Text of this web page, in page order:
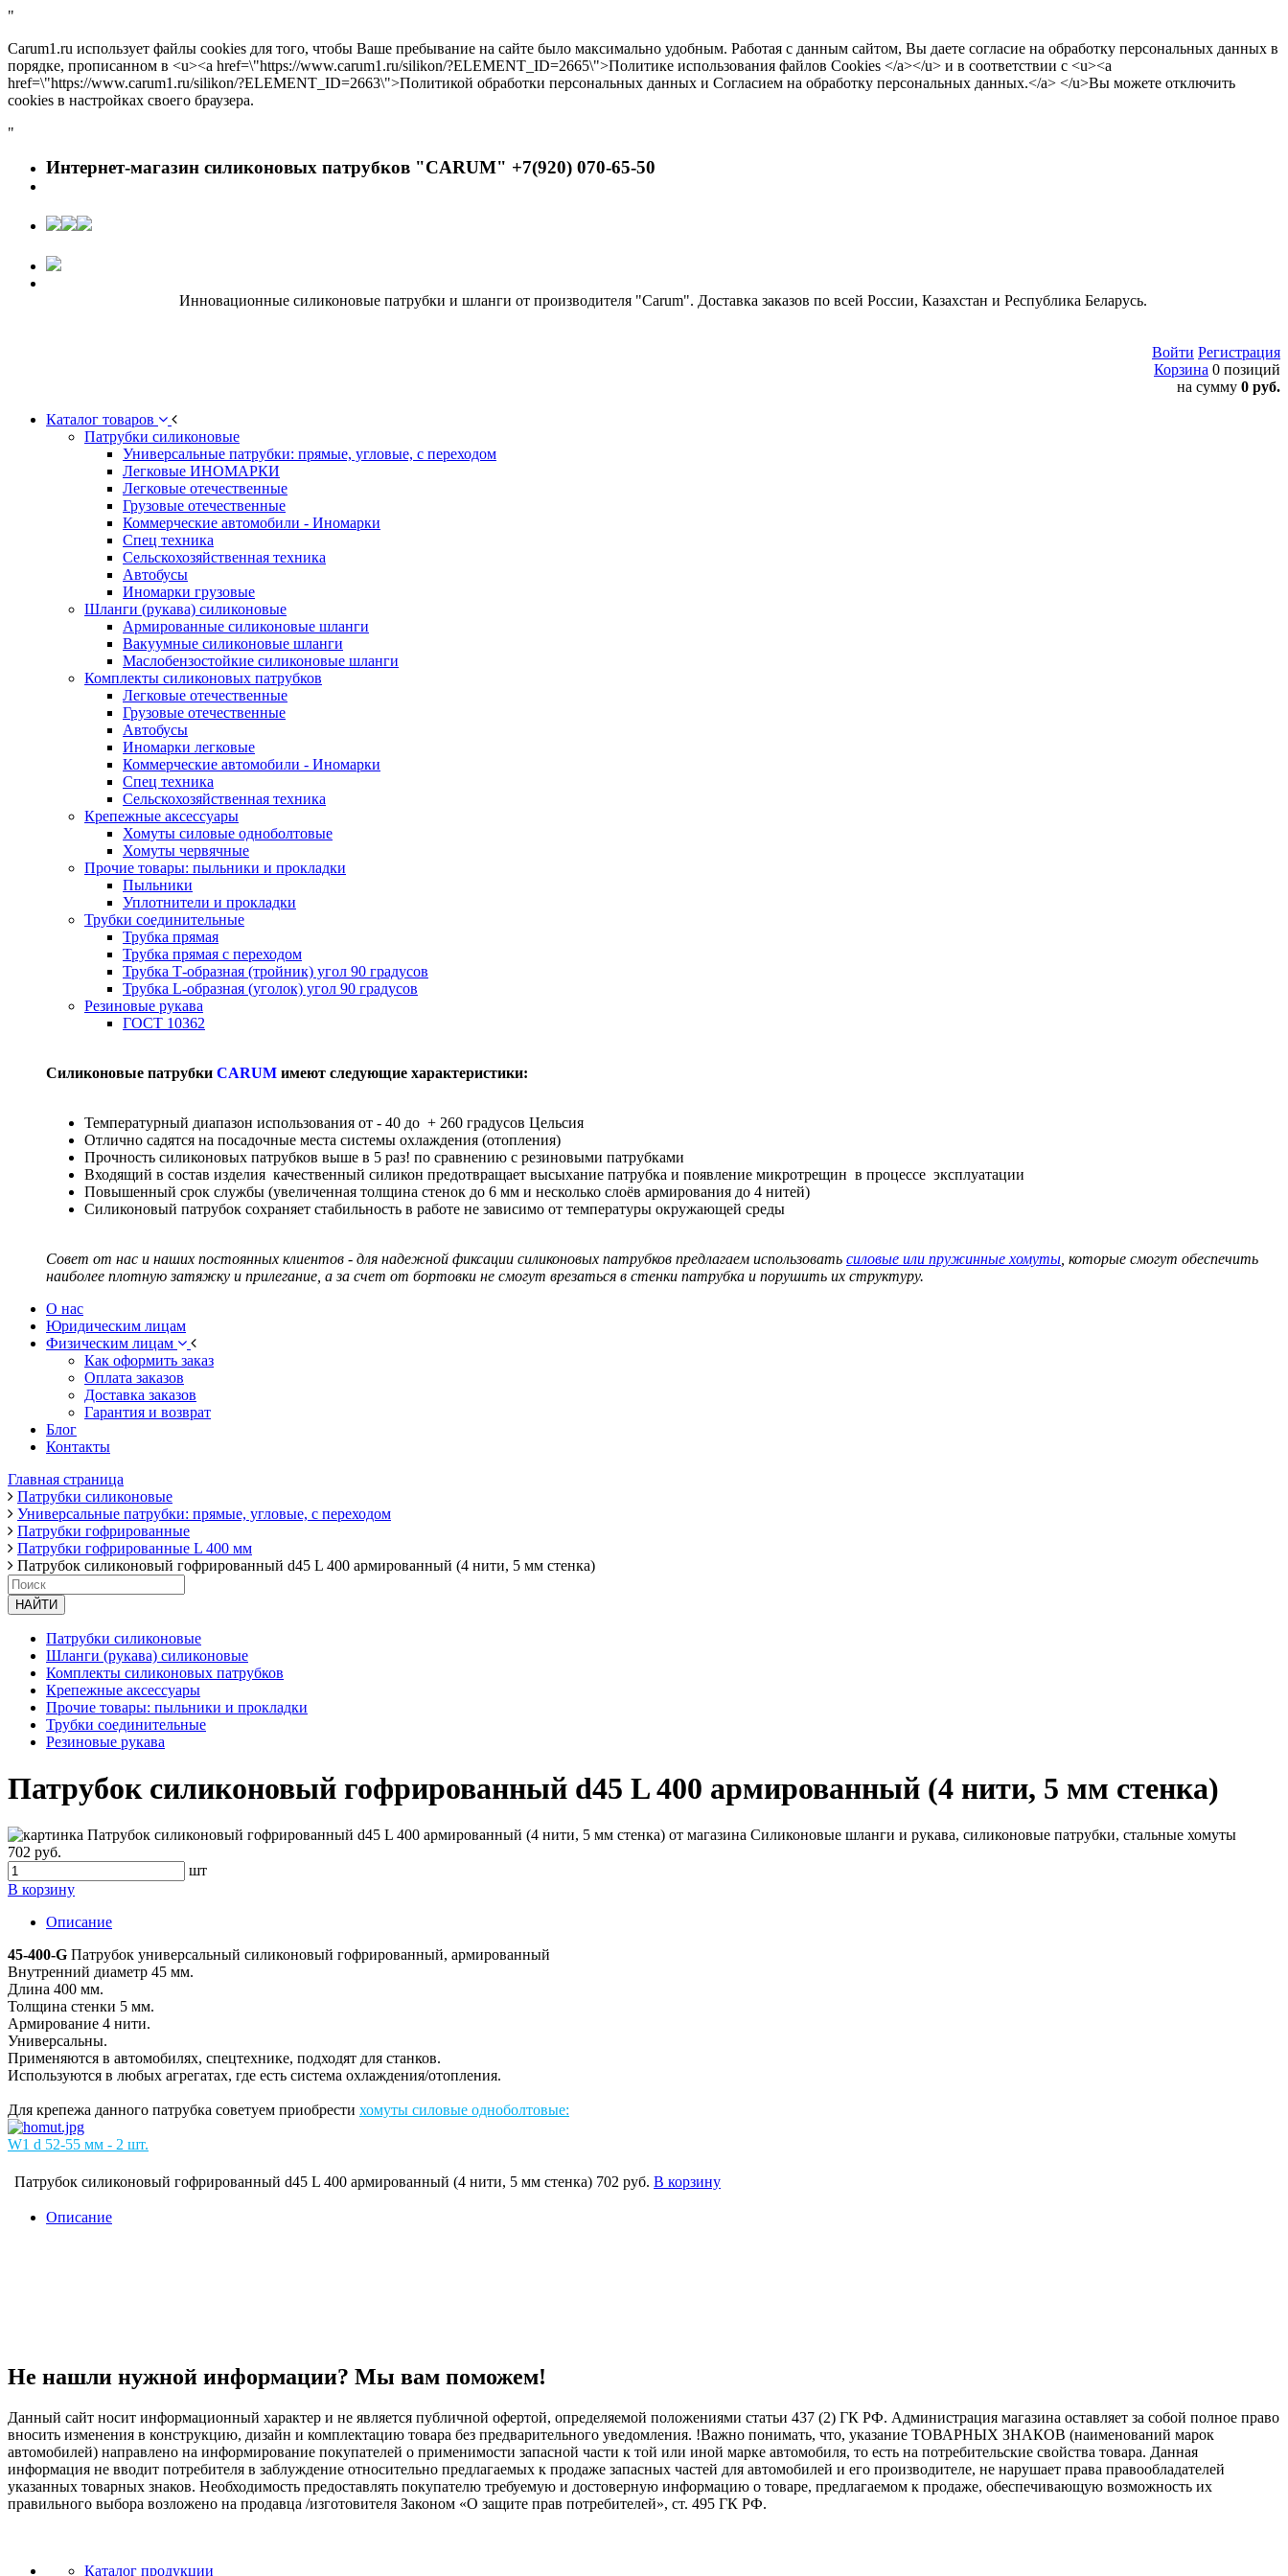
"
Carum1.ru использует файлы cookies для того, чтобы Ваше пребывание на сайте было максимально удобным. Работая с данным сайтом, Вы даете согласие на обработку персональных данных в
порядке, прописанном в <u><a href=\"https://www.carum1.ru/silikon/?ELEMENT_ID=2665\">Политике использования файлов Cookies </a></u> и в соответствии с <u><a
href=\"https://www.carum1.ru/silikon/?ELEMENT_ID=2663\">Политикой обработки персональных данных и Согласием на обработку персональных данных.</a> </u>Вы можете отключить
cookies в настройках своего браузера.
"
Интернет-магазин силиконовых патрубков "CARUM" +7(920) 070-65-50
Инновационные силиконовые патрубки и шланги от производителя "Carum". Доставка заказов по всей России, Казахстан и Республика Беларусь.
Войти Регистрация
Корзина 0 позиций
на сумму 0 руб.
Каталог товаров
Патрубки силиконовые
Универсальные патрубки: прямые, угловые, с переходом
Легковые ИНОМАРКИ
Легковые отечественные
Грузовые отечественные
Коммерческие автомобили - Иномарки
Спец техника
Сельскохозяйственная техника
Автобусы
Иномарки грузовые
Шланги (рукава) силиконовые
Армированные силиконовые шланги
Вакуумные силиконовые шланги
Маслобензостойкие силиконовые шланги
Комплекты силиконовых патрубков
Легковые отечественные
Грузовые отечественные
Автобусы
Иномарки легковые
Коммерческие автомобили - Иномарки
Спец техника
Сельскохозяйственная техника
Крепежные аксессуары
Хомуты силовые одноболтовые
Хомуты червячные
Прочие товары: пыльники и прокладки
Пыльники
Уплотнители и прокладки
Трубки соединительные
Трубка прямая
Трубка прямая с переходом
Трубка Т-образная (тройник) угол 90 градусов
Трубка L-образная (уголок) угол 90 градусов
Резиновые рукава
ГОСТ 10362
Силиконовые патрубки CARUM имеют следующие характеристики:
Температурный диапазон использования от - 40 до + 260 градусов Цельсия
Отлично садятся на посадочные места системы охлаждения (отопления)
Прочность силиконовых патрубков выше в 5 раз! по сравнению с резиновыми патрубками
Входящий в состав изделия качественный силикон предотвращает высыхание патрубка и появление микротрещин в процессе эксплуатации
Повышенный срок службы (увеличенная толщина стенок до 6 мм и несколько слоёв армирования до 4 нитей)
Силиконовый патрубок сохраняет стабильность в работе не зависимо от температуры окружающей среды
Совет от нас и наших постоянных клиентов - для надежной фиксации силиконовых патрубков предлагаем использовать силовые или пружинные хомуты , которые смогут обеспечить
наиболее плотную затяжку и прилегание, а за счет от бортовки не смогут врезаться в стенки патрубка и порушить их структуру.
О нас
Юридическим лицам
Физическим лицам
Как оформить заказ
Оплата заказов
Доставка заказов
Гарантия и возврат
Блог
Контакты
Главная страница
Патрубки силиконовые
Универсальные патрубки: прямые, угловые, с переходом
Патрубки гофрированные
Патрубки гофрированные L 400 мм
Патрубок силиконовый гофрированный d45 L 400 армированный (4 нити, 5 мм стенка)
НАЙТИ
Патрубки силиконовые
Шланги (рукава) силиконовые
Комплекты силиконовых патрубков
Крепежные аксессуары
Прочие товары: пыльники и прокладки
Трубки соединительные
Резиновые рукава
Патрубок силиконовый гофрированный d45 L 400 армированный (4 нити, 5 мм стенка)
702 руб.
шт
В корзину
Описание
45-400-G Патрубок универсальный силиконовый гофрированный, армированный
Внутренний диаметр 45 мм.
Длина 400 мм.
Толщина стенки 5 мм.
Армирование 4 нити.
Универсальны.
Применяются в автомобилях, спецтехнике, подходят для станков.
Используются в любых агрегатах, где есть система охлаждения/отопления.
Для крепежа данного патрубка советуем приобрести хомуты силовые одноболтовые:
W1 d 52-55 мм - 2 шт.
Патрубок силиконовый гофрированный d45 L 400 армированный (4 нити, 5 мм стенка) 702 руб. В корзину
Описание
Не нашли нужной информации? Мы вам поможем!
Данный сайт носит информационный характер и не является публичной офертой, определяемой положениями статьи 437 (2) ГК РФ. Администрация магазина оставляет за собой полное право
вносить изменения в конструкцию, дизайн и комплектацию товара без предварительного уведомления. !Важно понимать, что, указание ТОВАРНЫХ ЗНАКОВ (наименований марок
автомобилей) направлено на информирование покупателей о применимости запасной части к той или иной марке автомобиля, то есть на потребительские свойства товара. Данная
информация не вводит потребителя в заблуждение относительно предлагаемых к продаже запасных частей для автомобилей и его производителе, не нарушает права правообладателей
указанных товарных знаков. Необходимость предоставлять покупателю требуемую и достоверную информацию о товаре, предлагаемом к продаже, обеспечивающую возможность их
правильного выбора возложено на продавца /изготовителя Законом «О защите прав потребителей», ст. 495 ГК РФ.
Каталог продукции